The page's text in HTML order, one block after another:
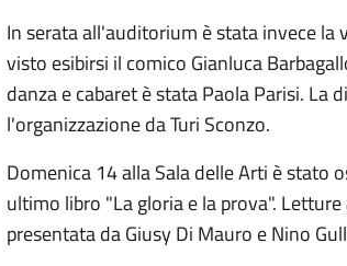
In serata all'auditorium è stata invece la
visto esibirsi il comico Gianluca
danza e cabaret è stata Paola Parisi. La
l'organizzazione da Turi Sconzo.
Domenica 14 alla Sala delle Arti è stato
ultimo libro "La gloria e la prova".
presentata da Giusy Di Mauro e Nino